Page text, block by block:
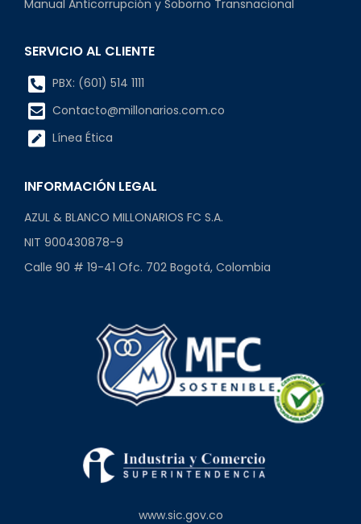
Manual Anticorrupción y Soborno Transnacional
SERVICIO AL CLIENTE
PBX: (601) 514 1111
Contacto@millonarios.com.co
Línea Ética
INFORMACIÓN LEGAL
AZUL & BLANCO MILLONARIOS FC S.A.
NIT 900430878-9
Calle 90 # 19-41 Ofc. 702 Bogotá, Colombia
www.sic.gov.co